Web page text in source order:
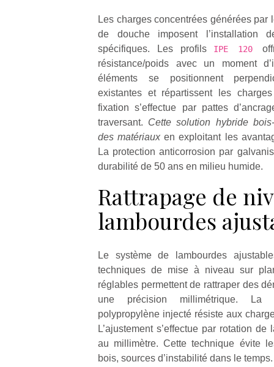
Les charges concentrées générées par
de douche imposent l’installation
spécifiques. Les profils IPE 120
résistance/poids avec un moment
éléments se positionnent
existantes et répartissent les
fixation s’effectue par pattes
traversant. Cette solution hybride
des matériauxen exploitant les
La protection anticorrosion par
durabilité de 50 ans en milieu humide.
Rattrapage de
lambourdes
Le système de lambourdes
techniques de mise à niveau sur
réglables permettent de rattraper des
une précision millimétrique. La
polypropylène injecté résiste aux
L’ajustement s’effectue par rotation
au millimètre. Cette technique évite
bois, sources d’instabilité dans le temps.